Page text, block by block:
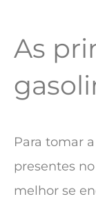
As
Para tomar
presentes
melhor se